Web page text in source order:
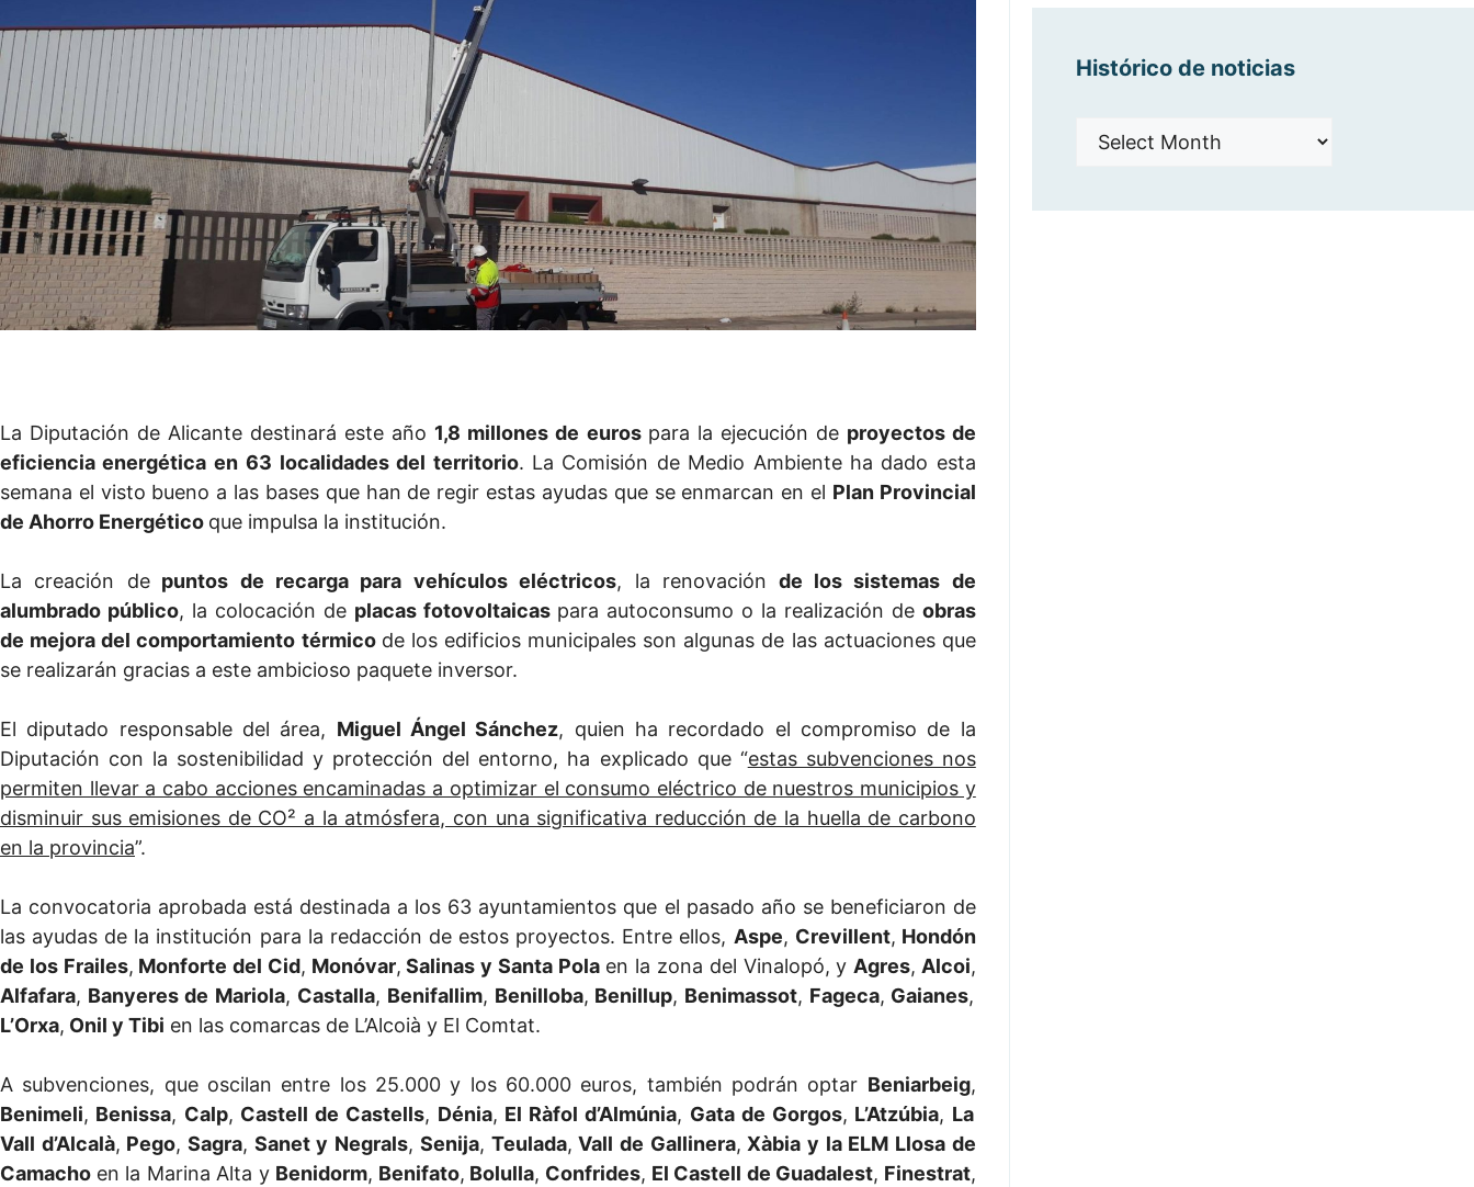
La Diputación de Alicante destinará este año 1,8 millones de euros para la ejecución de proyectos de
eficiencia energética en 63 localidades del territorio. La Comisión de Medio Ambiente ha dado esta
semana el visto bueno a las bases que han de regir estas ayudas que se enmarcan en el Plan Provincial
de Ahorro Energético que impulsa la institución.
La creación depuntos de recarga para vehículos eléctricos, la renovación de los sistemas de
alumbrado público, la colocación de placas fotovoltaicas para autoconsumo o la realización de obras
de mejora del comportamiento térmico de los edificios municipales son algunas de las actuaciones que
se realizarán gracias a este ambicioso paquete inversor.
El diputado responsable del área, Miguel Ángel Sánchez, quien ha recordado el compromiso de la
Diputación con la sostenibilidad y protección del entorno, ha explicado que “estas subvenciones nos
permiten llevar a cabo acciones encaminadas a optimizar el consumo eléctrico de nuestros municipios y
disminuir sus emisiones de CO² a la atmósfera, con una significativa reducción de la huella de carbono
en la provincia”.
La convocatoria aprobada está destinada a los 63 ayuntamientos que el pasado año se beneficiaron de
las ayudas de la institución para la redacción de estos proyectos. Entre ellos, Aspe, Crevillent, Hondón
de los Frailes, Monforte del Cid, Monóvar, Salinas y Santa Polaen la zona del Vinalopó, y Agres, Alcoi,
Alfafara, Banyeres de Mariola, Castalla, Benifallim, Benilloba, Benillup, Benimassot, Fageca, Gaianes,
L’Orxa, Onil y Tibi en las comarcas de L’Alcoià y El Comtat.
A subvenciones, que oscilan entre los 25.000 y los 60.000 euros, también podrán optar Beniarbeig,
Benimeli, Benissa, Calp, Castell de Castells, Dénia, El Ràfol d’Almúnia, Gata de Gorgos, L’Atzúbia, La
Vall d’Alcalà, Pego, Sagra, Sanet y Negrals, Senija, Teulada, Vall de Gallinera, Xàbia y la ELM Llosa de
Camacho en la Marina Alta y Benidorm, Benifato, Bolulla, Confrides, El Castell de Guadalest, Finestrat,
Histórico de noticias
Histórico